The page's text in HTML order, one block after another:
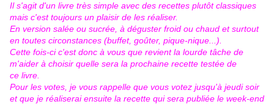
Il s'agit d'un livre très simple avec des recettes plutôt classiques
mais c'est toujours un plaisir de les réaliser.
En version salée ou sucrée, à déguster froid ou chaud et surtout
en toutes circonstances (buffet, goûter, pique-nique...).
Cette fois-ci c'est donc à vous que revient la lourde tâche de
m'aider à choisir quelle sera la prochaine recette testée de
ce livre.
Pour les votes, je vous rappelle que vous votez jusqu'à jeudi soir
et que je réaliserai ensuite la recette qui sera publiée le week-end